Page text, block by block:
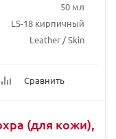
50 мл
LS-18 кирпичный
Leather / Skin
Сравнить
(для кожи),